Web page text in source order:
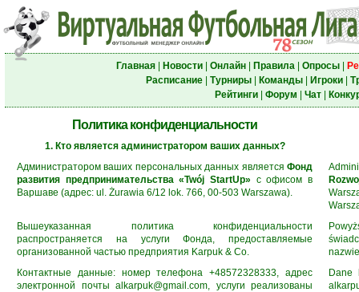
Главная| Новости| Онлайн| Правила| Опросы|
Расписание| Турниры| Команды| Игроки|
Рейтинги| Форум Чат|
Политика конфиденциальности
1. Кто является администратором ваших данных?
Администратором ваших персональных данных является Фонд
развития предпринимательства «Twój StartUp» с офисом в
Варшаве (адрес: ul. Żurawia 6/12 lok. 766, 00-503 Warszawa).
Вышеуказанная политика конфиденциальности
распространяется на услуги Фонда, предоставляемые
организованной частью предприятия Karpuk & Co.
Контактные данные: номер телефона +48572328333, адрес
электронной почты alkarpuk@gmail.com, услуги реализованы
Dane